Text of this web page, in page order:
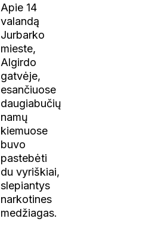
Apie 14
valandą
Jurbarko
mieste,
Algirdo
gatvėje,
esančiuose
daugiabučių
namų
kiemuose
buvo
pastebėti
du vyriškiai,
slepiantys
narkotines
medžiagas.